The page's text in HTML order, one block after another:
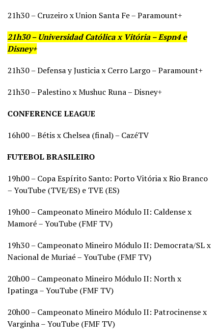
21h30 – Cruzeiro x Union Santa Fe – Paramount+
21h30 – Universidad Católica x Vitória – Espn4 e
Disney+
21h30 – Defensa y Justicia x Cerro Largo – Paramount+
21h30 – Palestino x Mushuc Runa – Disney+
CONFERENCE LEAGUE
16h00 – Bétis x Chelsea (final) – CazéTV
FUTEBOL BRASILEIRO
19h00 – Copa Espírito Santo: Porto Vitória x Rio Branco
– YouTube (TVE/ES) e TVE (ES)
19h00 – Campeonato Mineiro Módulo II: Caldense x
Mamoré – YouTube (FMF TV)
19h30 – Campeonato Mineiro Módulo II: Democrata/SL x
Nacional de Muriaé – YouTube (FMF TV)
20h00 – Campeonato Mineiro Módulo II: North x
Ipatinga – YouTube (FMF TV)
20h00 – Campeonato Mineiro Módulo II: Patrocinense x
Varginha – YouTube (FMF TV)